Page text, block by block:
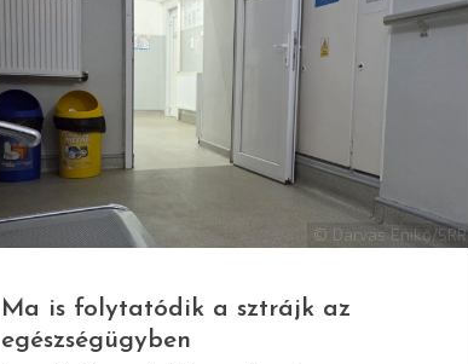
© Darvas Enikő/SRR
Ma is folytatódik a sztrájk az
egészségügyben